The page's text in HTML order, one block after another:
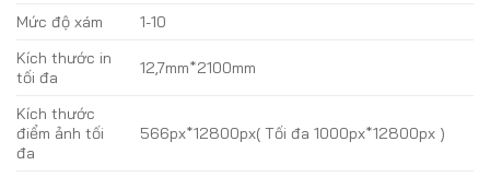
Mức độ xám
1-10
Kích thước in
tối đa
12,7mm*2100mm
Kích thước
điểm ảnh tối
đa
566px*12800px( Tối đa 1000px*12800px )